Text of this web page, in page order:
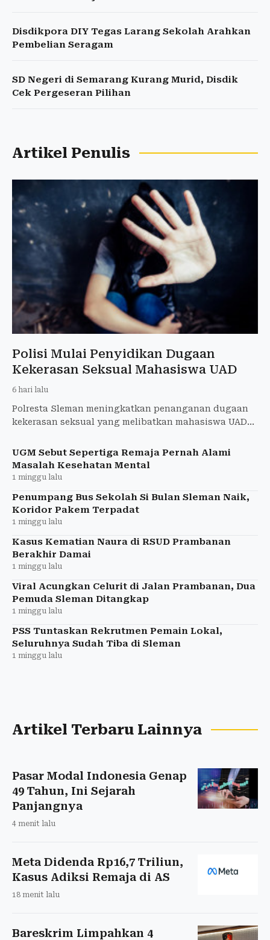
Disdikpora DIY Tegas Larang Sekolah Arahkan
Pembelian Seragam
SD Negeri di Semarang Kurang Murid, Disdik
Cek Pergeseran Pilihan
Artikel Penulis
Polisi Mulai Penyidikan Dugaan
Kekerasan Seksual Mahasiswa UAD
6 hari lalu
Polresta Sleman meningkatkan penanganan dugaan
kekerasan seksual yang melibatkan mahasiswa UAD
dijadwalkan berla
UGM Sebut Sepertiga Remaja Pernah Alami
Masalah Kesehatan Mental
1 minggu lalu
Penumpang Bus Sekolah Si Bulan Sleman Naik,
Koridor Pakem Terpadat
1 minggu lalu
Kasus Kematian Naura di RSUD Prambanan
Berakhir Damai
1 minggu lalu
Viral Acungkan Celurit di Jalan Prambanan, Dua
Pemuda Sleman Ditangkap
1 minggu lalu
PSS Tuntaskan Rekrutmen Pemain Lokal,
Seluruhnya Sudah Tiba di Sleman
1 minggu lalu
Artikel Terbaru Lainnya
Pasar Modal Indonesia Genap
49 Tahun, Ini Sejarah
Panjangnya
4 menit lalu
Meta Didenda Rp16,7 Triliun,
Kasus Adiksi Remaja di AS
18 menit lalu
Bareskrim Limpahkan 4